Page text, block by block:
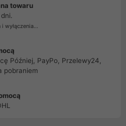
towaru
wyłączenia...
Później, PayPo, Przelewy24,
pobraniem